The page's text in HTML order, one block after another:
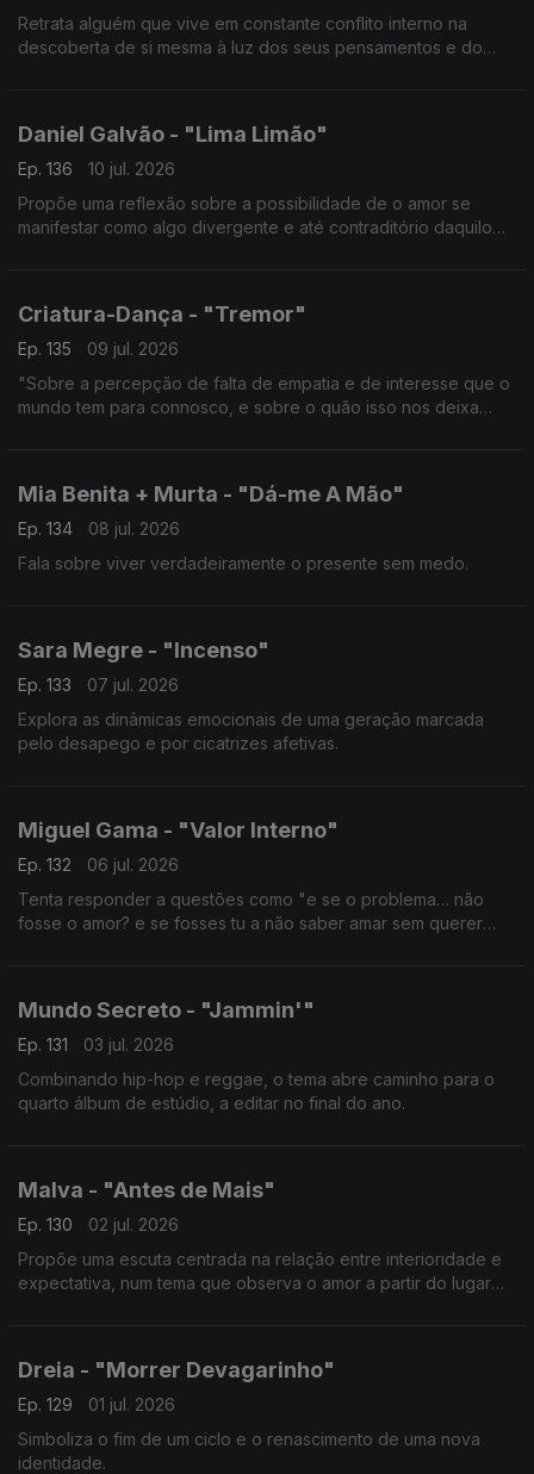
Retrata alguém que vive em constante conflito interno na
descoberta de si mesma à luz dos seus pensamentos e do
Daniel Galvão - "Lima Limão"
Ep. 136
10 jul. 2026
Propõe uma reflexão sobre a possibilidade de o amor se
manifestar como algo divergente e até contraditório daquilo
Criatura-Dança - "Tremor"
Ep. 135
09 jul. 2026
"Sobre a percepção de falta de empatia e de interesse que o
mundo tem para connosco, e sobre o quão isso nos deixa
Mia Benita + Murta - "Dá-me A Mão"
Ep. 134
08 jul. 2026
Fala sobre viver verdadeiramente o presente sem medo.
Sara Megre - "Incenso"
Ep. 133
07 jul. 2026
Explora as dinâmicas emocionais de uma geração marcada
pelo desapego e por cicatrizes afetivas.
Miguel Gama - "Valor Interno"
Ep. 132
06 jul. 2026
Tenta responder a questões como "e se o problema… não
fosse o amor? e se fosses tu a não saber amar sem querer
Mundo Secreto - "Jammin'"
Ep. 131
03 jul. 2026
Combinando hip-hop e reggae, o tema abre caminho para o
quarto álbum de estúdio, a editar no final do ano.
Malva - "Antes de Mais"
Ep. 130
02 jul. 2026
Propõe uma escuta centrada na relação entre interioridade e
expectativa, num tema que observa o amor a partir do lugar
Dreia - "Morrer Devagarinho"
Ep. 129
01 jul. 2026
Simboliza o fim de um ciclo e o renascimento de uma nova
identidade.